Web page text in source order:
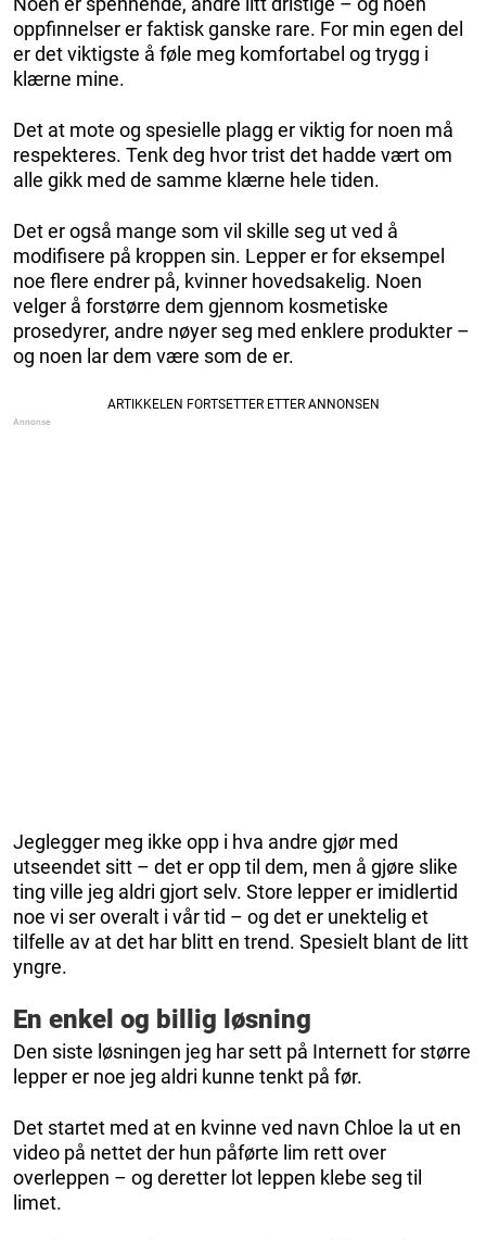
oppfinnelser er faktisk ganske rare. For min egen del
er det viktigste å føle meg komfortabel og trygg i
klærne mine.
Det at mote og spesielle plagg er viktig for noen må
respekteres. Tenk deg hvor trist det hadde vært om
alle gikk med de samme klærne hele tiden.
Det er også mange som vil skille seg ut ved å
modifisere på kroppen sin. Lepper er for eksempel
noe flere endrer på, kvinner hovedsakelig. Noen
velger å forstørre dem gjennom kosmetiske
prosedyrer, andre nøyer seg med enklere produkter –
og noen lar dem være som de er.
Jeglegger meg ikke opp i hva andre gjør med
utseendet sitt – det er opp til dem, men å gjøre slike
ting ville jeg aldri gjort selv. Store lepper er imidlertid
noe vi ser overalt i vår tid – og det er unektelig et
tilfelle av at det har blitt en trend. Spesielt blant de litt
yngre.
En enkel og billig løsning
Den siste løsningen jeg har sett på Internett for større
lepper er noe jeg aldri kunne tenkt på før.
Det startet med at en kvinne ved navn Chloe la ut en
video på nettet der hun påførte lim rett over
overleppen – og deretter lot leppen klebe seg til
limet.